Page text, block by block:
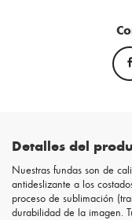
Detalles del
Nuestras fundas son de
antideslizante a los
proceso de sublimación
durabilidad de la imagen.